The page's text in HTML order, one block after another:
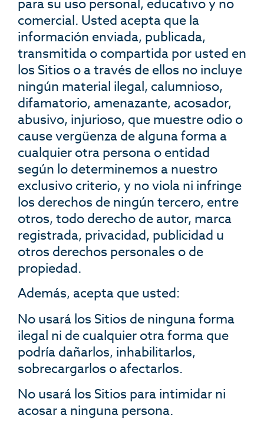
para su uso personal, educativo y no
comercial. Usted acepta que la
información enviada, publicada,
transmitida o compartida por usted en
los Sitios o a través de ellos no incluye
ningún material ilegal, calumnioso,
difamatorio, amenazante, acosador,
abusivo, injurioso, que muestre odio o
cause vergüenza de alguna forma a
cualquier otra persona o entidad
según lo determinemos a nuestro
exclusivo criterio, y no viola ni infringe
los derechos de ningún tercero, entre
otros, todo derecho de autor, marca
registrada, privacidad, publicidad u
otros derechos personales o de
propiedad.
Además, acepta que usted:
No usará los Sitios de ninguna forma
ilegal ni de cualquier otra forma que
podría dañarlos, inhabilitarlos,
sobrecargarlos o afectarlos.
No usará los Sitios para intimidar ni
acosar a ninguna persona.